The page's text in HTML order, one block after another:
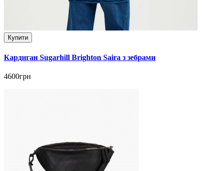
Купити
Кардиган Sugarhill Brighton Saira з зебрами
4600грн